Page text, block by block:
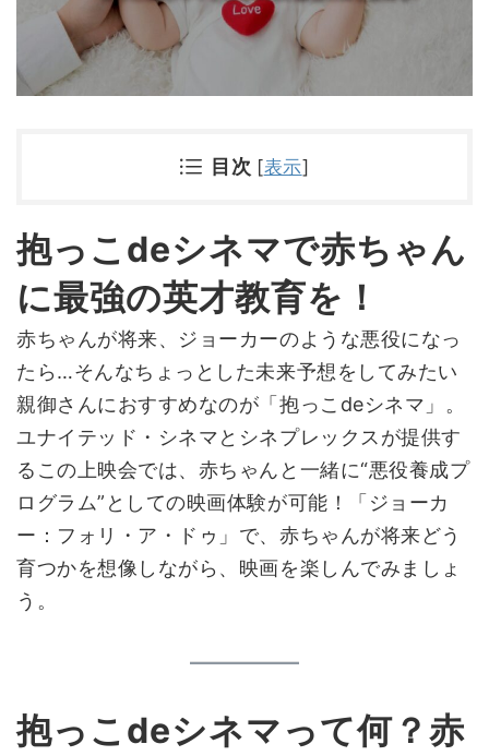
目次 [表示]
抱っこdeシネマで赤ちゃん
に最強の英才教育を！
赤ちゃんが将来、ジョーカーのような悪役になっ
たら…そんなちょっとした未来予想をしてみたい
親御さんにおすすめなのが「抱っこdeシネマ」。
ユナイテッド・シネマとシネプレックスが提供す
るこの上映会では、赤ちゃんと一緒に“悪役養成プ
ログラム”としての映画体験が可能！「ジョーカ
ー：フォリ・ア・ドゥ」で、赤ちゃんが将来どう
育つかを想像しながら、映画を楽しんでみましょ
う。
抱っこdeシネマって何？赤